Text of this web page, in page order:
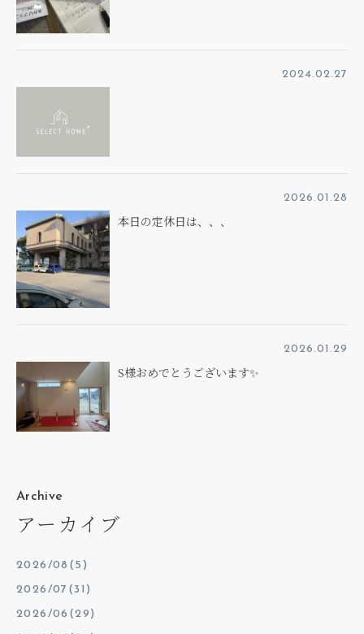
2024.02.27
2026.01.28
本日の定休日は、、、
2026.01.29
S様おめでとうございます✨
Archive
アーカイブ
2026/08(5)
2026/07(31)
2026/06(29)